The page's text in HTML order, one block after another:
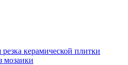
керамической плитки
мозаики